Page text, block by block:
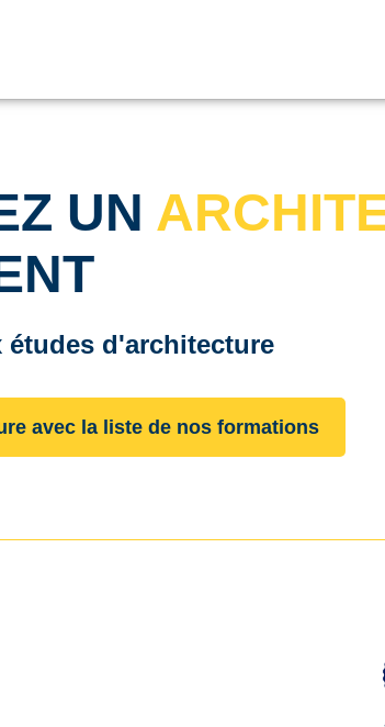
UN
études d'architecture
avec la liste de nos formations